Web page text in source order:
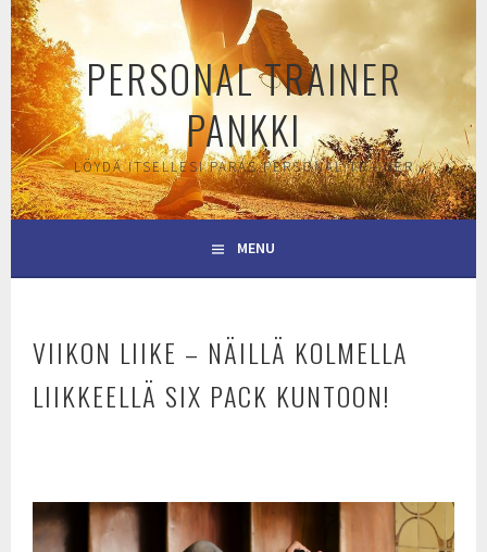
Skip
to
content
PERSONAL TRAINER
PANKKI
LÖYDÄ ITSELLESI PARAS PERSONAL TRAINER
MENU
VIIKON LIIKE – NÄILLÄ KOLMELLA
LIIKKEELLÄ SIX PACK KUNTOON!